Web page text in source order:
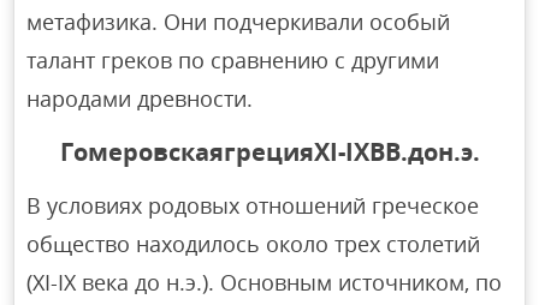
метафизика. Они подчеркивали особый
талант греков по сравнению с другими
народами древности.
ГомеровскаягрецияXI-IXВВ.дон.э.
В условиях родовых отношений греческое
общество находилось около трех столетий
(XI-IX века до н.э.). Основным источником, по